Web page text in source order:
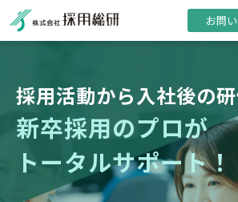
お問
研修事業
導入事例
採用・研修コラム
お役立ち資料
採用活動から入社後の
新卒採用のプロが
トータルサポート！